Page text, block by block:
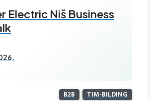
Electric Niš Business
B2B TIM-BILDING